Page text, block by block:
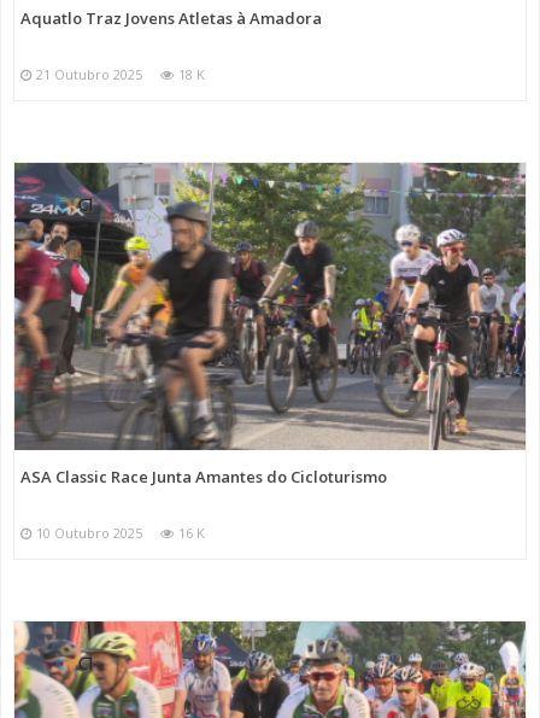
Aquatlo Traz Jovens Atletas à Amadora
21 Outubro 2025 18 K
ASA Classic Race Junta Amantes do Cicloturismo
10 Outubro 2025 16 K